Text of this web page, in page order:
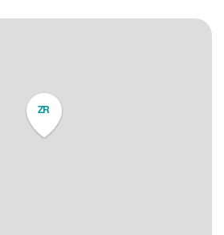
ZR